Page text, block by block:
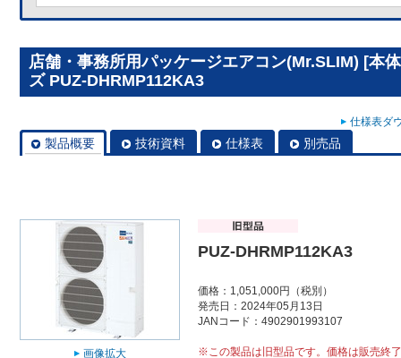
店舗・事務所用パッケージエアコン(Mr.SLIM) [本
ズ PUZ-DHRMP112KA3
仕様表ダ
製品概要 技術資料 仕様表 別売品
画像拡大
PUZ-DHRMP112KA3
価格：1,051,000円（税別）
発売日：2024年05月13日
JANコード：4902901993107
※この製品は旧型品です。価格は販売終